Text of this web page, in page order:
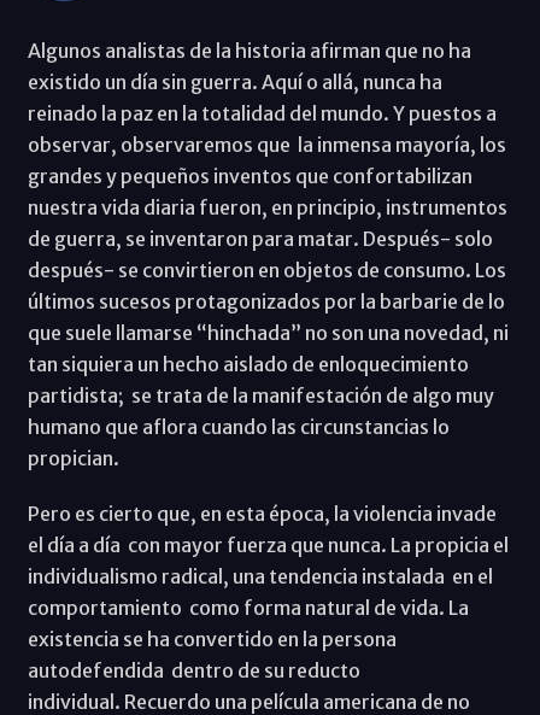
Algunos analistas de la historia afirman que no ha
existido un día sin guerra. Aquí o allá, nunca ha
reinado la paz en la totalidad del mundo. Y puestos a
observar, observaremos que la inmensa mayoría, los
grandes y pequeños inventos que confortabilizan
nuestra vida diaria fueron, en principio, instrumentos
de guerra, se inventaron para matar. Después- solo
después- se convirtieron en objetos de consumo. Los
últimos sucesos protagonizados por la barbarie de lo
que suele llamarse “hinchada” no son una novedad, ni
tan siquiera un hecho aislado de enloquecimiento
partidista; se trata de la manifestación de algo muy
humano que aflora cuando las circunstancias lo
propician.
Pero es cierto que, en esta época, la violencia invade
el día a día con mayor fuerza que nunca. La propicia el
individualismo radical, una tendencia instalada en el
comportamiento como forma natural de vida. La
existencia se ha convertido en la persona
autodefendida dentro de su reducto
individual. Recuerdo una película americana de no